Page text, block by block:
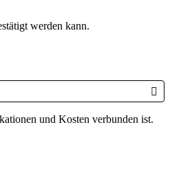
werden kann.
und Kosten verbunden ist.